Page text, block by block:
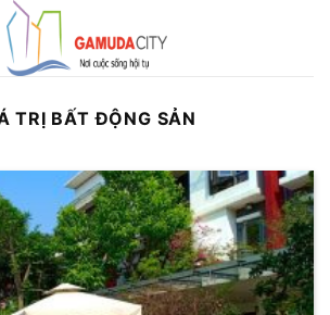
TRỊ BẤT ĐỘNG SẢN